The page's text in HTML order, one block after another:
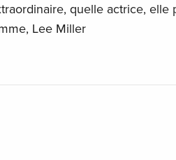
quelle actrice,
Lee Miller